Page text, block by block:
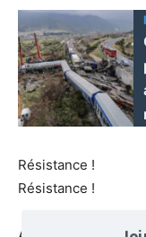
Résistance !
Résistance !